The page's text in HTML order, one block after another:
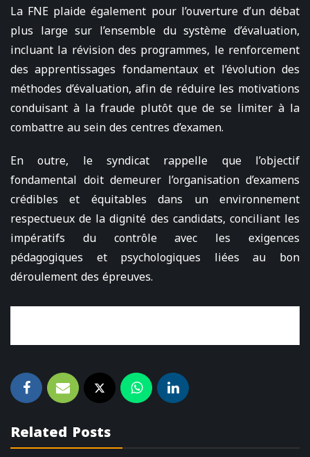
La FNE plaide également pour l’ouverture d’un débat
plus large sur l’ensemble du système d’évaluation,
incluant la révision des programmes, le renforcement
des apprentissages fondamentaux et l’évolution des
méthodes d’évaluation, afin de réduire les motivations
conduisant à la fraude plutôt que de se limiter à la
combattre au sein des centres d’examen.
En outre, le syndicat rappelle que l’objectif
fondamental doit demeurer l’organisation d’examens
crédibles et équitables dans un environnement
respectueux de la dignité des candidats, conciliant les
impératifs du contrôle avec les exigences
pédagogiques et psychologiques liées au bon
déroulement des épreuves.
Related Posts